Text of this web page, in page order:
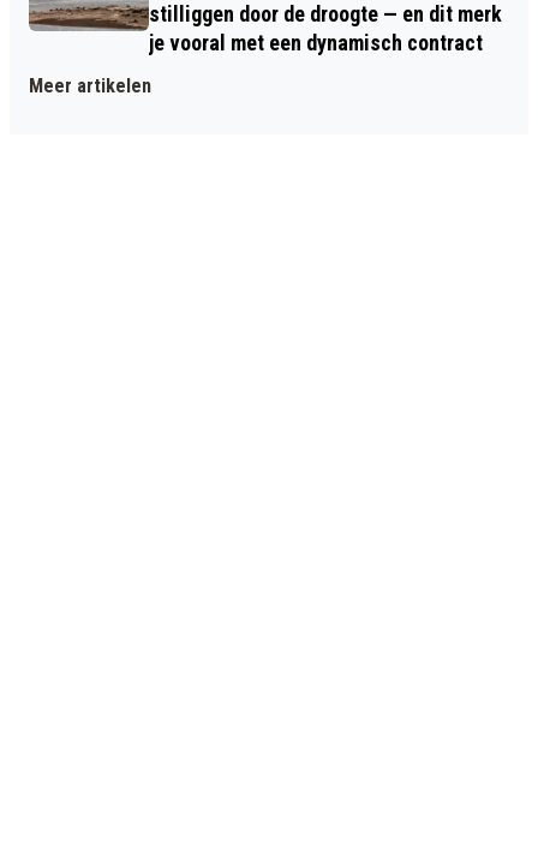
stilliggen door de droogte — en dit merk
je vooral met een dynamisch contract
Meer artikelen